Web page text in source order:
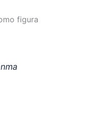
figura